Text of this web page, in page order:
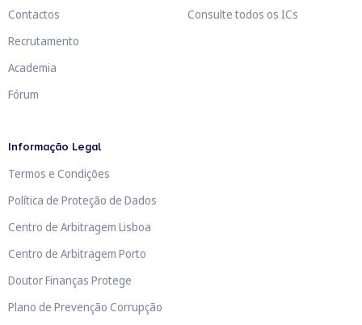
Contactos
Recrutamento
Academia
Fórum
Consulte todos os ICs
Informação Legal
Termos e Condições
Política de Proteção de Dados
Centro de Arbitragem Lisboa
Centro de Arbitragem Porto
Doutor Finanças Protege
Plano de Prevenção Corrupção